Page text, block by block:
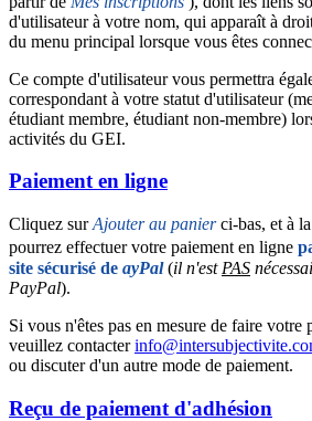
d'utilisateur à votre nom, qui apparaît à
du menu principal lorsque vous êtes
Ce compte d'utilisateur vous permettra
correspondant à votre statut d'utilisateur
étudiant membre, étudiant non-membre)
activités du GEI.
Paiement en ligne
Cliquez surAjouter au panierci-bas, et à
pourrez effectuer votre paiement en ligne
site sécurisé de ayPal (il n'est PAS
PayPal).
Si vous n'êtes pas en mesure de faire votre
veuillez contacter
ou discuter d'un autre mode de paiement.
Reçu de paiement d'adhésion